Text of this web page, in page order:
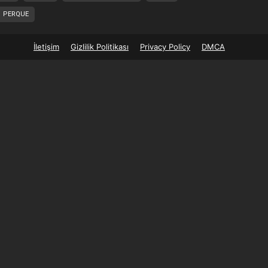
PERQUE
İletişim Gizlilik Politikası Privacy Policy DMCA